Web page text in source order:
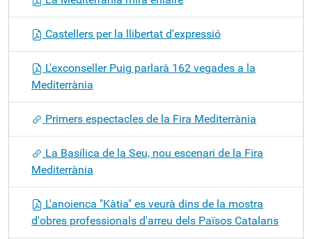
Castellers per la llibertat d'expressió
L'exconseller Puig parlarà 162 vegades a la
Mediterrània
Primers espectacles de la Fira Mediterrània
La Basílica de la Seu, nou escenari de la Fira
Mediterrània
L'anoienca "Kàtia" es veurà dins de la mostra
d'obres professionals d'arreu dels Països Catalans